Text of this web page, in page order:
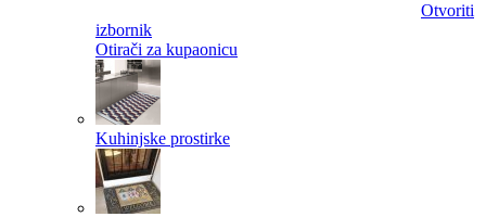
Otvoriti
izbornik
Otirači za kupaonicu
Kuhinjske prostirke